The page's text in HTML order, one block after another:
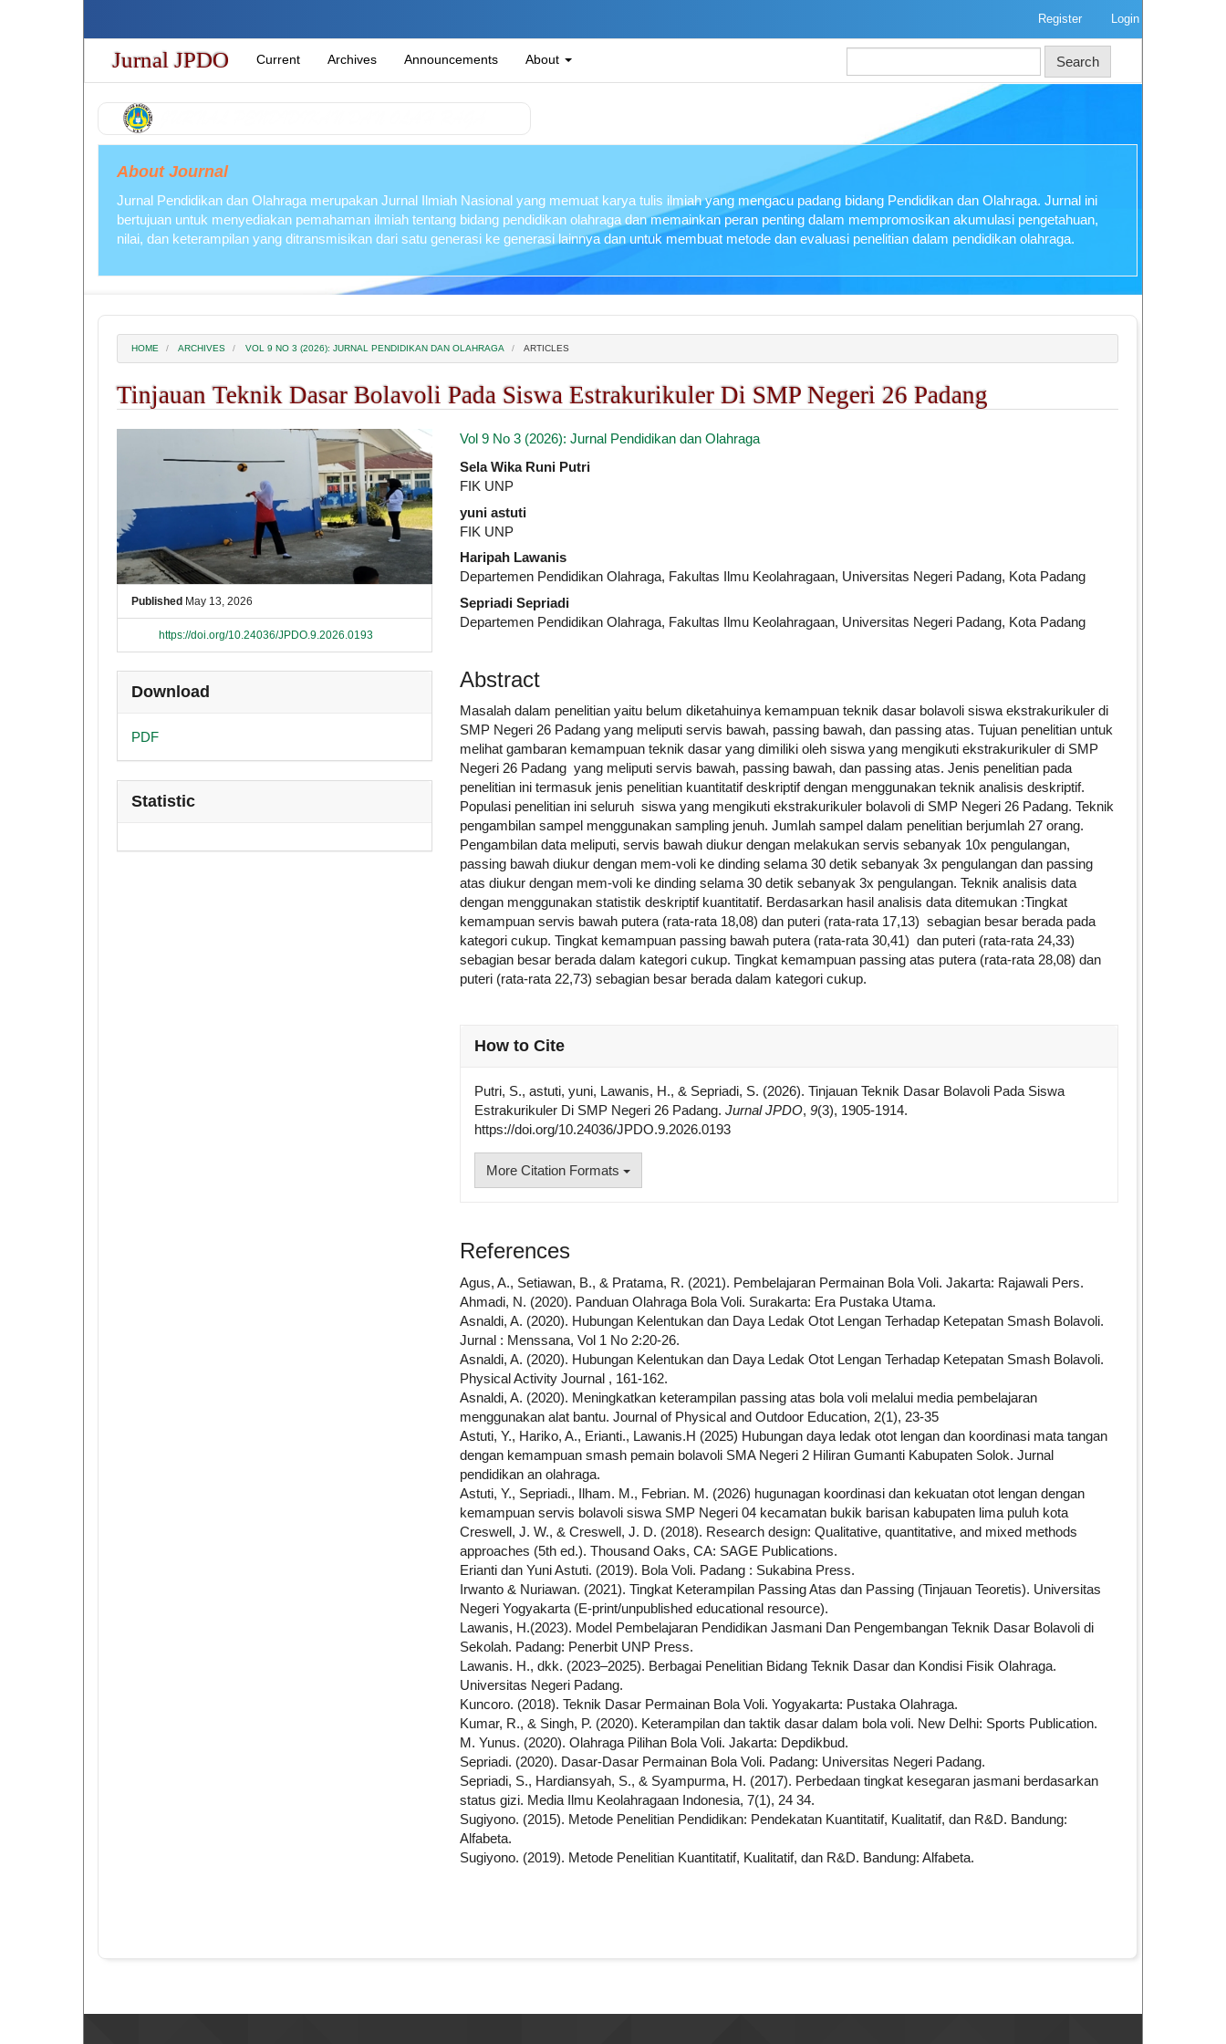
page
content
Main
Navigation
Main
Content
Sidebar
Register Login
Jurnal JPDO Current Archives Announcements About Search
About Journal
Jurnal Pendidikan dan Olahraga merupakan Jurnal Ilmiah Nasional yang memuat karya tulis ilmiah yang mengacu padang bidang Pendidikan dan Olahraga. Jurnal ini
bertujuan untuk menyediakan pemahaman ilmiah tentang bidang pendidikan olahraga dan memainkan peran penting dalam mempromosikan akumulasi pengetahuan,
nilai, dan keterampilan yang ditransmisikan dari satu generasi ke generasi lainnya dan untuk membuat metode dan evaluasi penelitian dalam pendidikan olahraga.
HOME ARCHIVES VOL 9 NO 3 (2026): JURNAL PENDIDIKAN DAN OLAHRAGA ARTICLES
Tinjauan Teknik Dasar Bolavoli Pada Siswa Estrakurikuler Di SMP Negeri 26 Padang
##plugins.themes.academic_pro.article.sidebar##
Published May 13, 2026
https://doi.org/10.24036/JPDO.9.2026.0193
Download
PDF
Statistic
Vol 9 No 3 (2026): Jurnal Pendidikan dan Olahraga
##plugins.themes.academic_pro.article.main##
Sela Wika Runi Putri
FIK UNP
yuni astuti
FIK UNP
Haripah Lawanis
Departemen Pendidikan Olahraga, Fakultas Ilmu Keolahragaan, Universitas Negeri Padang, Kota Padang
Sepriadi Sepriadi
Departemen Pendidikan Olahraga, Fakultas Ilmu Keolahragaan, Universitas Negeri Padang, Kota Padang
Abstract
Masalah dalam penelitian yaitu belum diketahuinya kemampuan teknik dasar bolavoli siswa ekstrakurikuler di
SMP Negeri 26 Padang yang meliputi servis bawah, passing bawah, dan passing atas. Tujuan penelitian untuk
melihat gambaran kemampuan teknik dasar yang dimiliki oleh siswa yang mengikuti ekstrakurikuler di SMP
Negeri 26 Padang yang meliputi servis bawah, passing bawah, dan passing atas. Jenis penelitian pada
penelitian ini termasuk jenis penelitian kuantitatif deskriptif dengan menggunakan teknik analisis deskriptif.
Populasi penelitian ini seluruh siswa yang mengikuti ekstrakurikuler bolavoli di SMP Negeri 26 Padang. Teknik
pengambilan sampel menggunakan sampling jenuh. Jumlah sampel dalam penelitian berjumlah 27 orang.
Pengambilan data meliputi, servis bawah diukur dengan melakukan servis sebanyak 10x pengulangan,
passing bawah diukur dengan mem-voli ke dinding selama 30 detik sebanyak 3x pengulangan dan passing
atas diukur dengan mem-voli ke dinding selama 30 detik sebanyak 3x pengulangan. Teknik analisis data
dengan menggunakan statistik deskriptif kuantitatif. Berdasarkan hasil analisis data ditemukan :Tingkat
kemampuan servis bawah putera (rata-rata 18,08) dan puteri (rata-rata 17,13) sebagian besar berada pada
kategori cukup. Tingkat kemampuan passing bawah putera (rata-rata 30,41) dan puteri (rata-rata 24,33)
sebagian besar berada dalam kategori cukup. Tingkat kemampuan passing atas putera (rata-rata 28,08) dan
puteri (rata-rata 22,73) sebagian besar berada dalam kategori cukup.
##plugins.themes.academic_pro.article.details##
How to Cite
Putri, S., astuti, yuni, Lawanis, H., & Sepriadi, S. (2026). Tinjauan Teknik Dasar Bolavoli Pada Siswa
Estrakurikuler Di SMP Negeri 26 Padang. Jurnal JPDO, 9(3), 1905-1914.
https://doi.org/10.24036/JPDO.9.2026.0193
More Citation Formats
References
Agus, A., Setiawan, B., & Pratama, R. (2021). Pembelajaran Permainan Bola Voli. Jakarta: Rajawali Pers.
Ahmadi, N. (2020). Panduan Olahraga Bola Voli. Surakarta: Era Pustaka Utama.
Asnaldi, A. (2020). Hubungan Kelentukan dan Daya Ledak Otot Lengan Terhadap Ketepatan Smash Bolavoli.
Jurnal : Menssana, Vol 1 No 2:20-26.
Asnaldi, A. (2020). Hubungan Kelentukan dan Daya Ledak Otot Lengan Terhadap Ketepatan Smash Bolavoli.
Physical Activity Journal , 161-162.
Asnaldi, A. (2020). Meningkatkan keterampilan passing atas bola voli melalui media pembelajaran
menggunakan alat bantu. Journal of Physical and Outdoor Education, 2(1), 23-35
Astuti, Y., Hariko, A., Erianti., Lawanis.H (2025) Hubungan daya ledak otot lengan dan koordinasi mata tangan
dengan kemampuan smash pemain bolavoli SMA Negeri 2 Hiliran Gumanti Kabupaten Solok. Jurnal
pendidikan an olahraga.
Astuti, Y., Sepriadi., Ilham. M., Febrian. M. (2026) hugunagan koordinasi dan kekuatan otot lengan dengan
kemampuan servis bolavoli siswa SMP Negeri 04 kecamatan bukik barisan kabupaten lima puluh kota
Creswell, J. W., & Creswell, J. D. (2018). Research design: Qualitative, quantitative, and mixed methods
approaches (5th ed.). Thousand Oaks, CA: SAGE Publications.
Erianti dan Yuni Astuti. (2019). Bola Voli. Padang : Sukabina Press.
Irwanto & Nuriawan. (2021). Tingkat Keterampilan Passing Atas dan Passing (Tinjauan Teoretis). Universitas
Negeri Yogyakarta (E-print/unpublished educational resource).
Lawanis, H.(2023). Model Pembelajaran Pendidikan Jasmani Dan Pengembangan Teknik Dasar Bolavoli di
Sekolah. Padang: Penerbit UNP Press.
Lawanis. H., dkk. (2023–2025). Berbagai Penelitian Bidang Teknik Dasar dan Kondisi Fisik Olahraga.
Universitas Negeri Padang.
Kuncoro. (2018). Teknik Dasar Permainan Bola Voli. Yogyakarta: Pustaka Olahraga.
Kumar, R., & Singh, P. (2020). Keterampilan dan taktik dasar dalam bola voli. New Delhi: Sports Publication.
M. Yunus. (2020). Olahraga Pilihan Bola Voli. Jakarta: Depdikbud.
Sepriadi. (2020). Dasar-Dasar Permainan Bola Voli. Padang: Universitas Negeri Padang.
Sepriadi, S., Hardiansyah, S., & Syampurma, H. (2017). Perbedaan tingkat kesegaran jasmani berdasarkan
status gizi. Media Ilmu Keolahragaan Indonesia, 7(1), 24 34.
Sugiyono. (2015). Metode Penelitian Pendidikan: Pendekatan Kuantitatif, Kualitatif, dan R&D. Bandung:
Alfabeta.
Sugiyono. (2019). Metode Penelitian Kuantitatif, Kualitatif, dan R&D. Bandung: Alfabeta.